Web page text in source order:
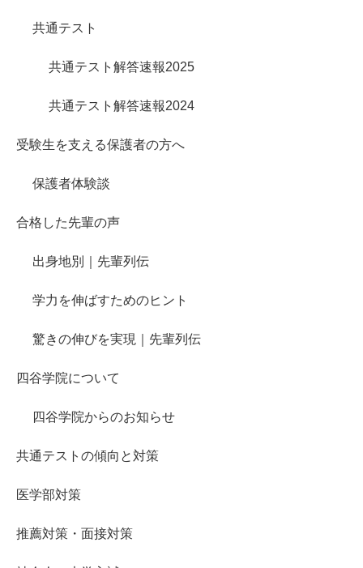
共通テスト
共通テスト解答速報2025
共通テスト解答速報2024
受験生を支える保護者の方へ
保護者体験談
合格した先輩の声
出身地別｜先輩列伝
学力を伸ばすためのヒント
驚きの伸びを実現｜先輩列伝
四谷学院について
四谷学院からのお知らせ
共通テストの傾向と対策
医学部対策
推薦対策・面接対策